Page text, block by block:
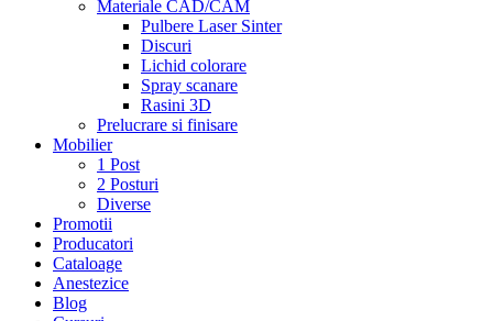
Materiale CAD/CAM
Pulbere Laser Sinter
Discuri
Lichid colorare
Spray scanare
Rasini 3D
Prelucrare si finisare
Mobilier
1 Post
2 Posturi
Diverse
Promotii
Producatori
Cataloage
Anestezice
Blog